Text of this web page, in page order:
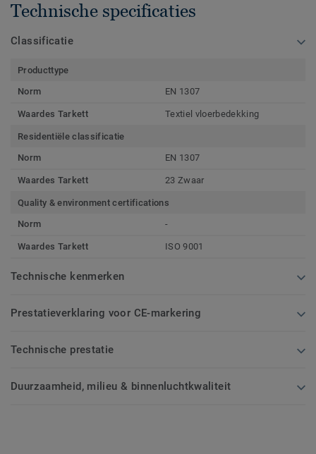
Technische specificaties
Classificatie
Producttype
Norm
EN 1307
Waardes Tarkett Textiel vloerbedekking
Residentiële classificatie
Norm
EN 1307
Waardes Tarkett 23 Zwaar
Quality & environment certifications
Norm
-
Waardes Tarkett ISO 9001
Technische kenmerken
Prestatieverklaring voor CE-markering
Technische prestatie
Duurzaamheid, milieu & binnenluchtkwaliteit